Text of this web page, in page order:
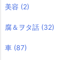
美容 (2)
腐＆ヲタ話 (32)
車 (87)